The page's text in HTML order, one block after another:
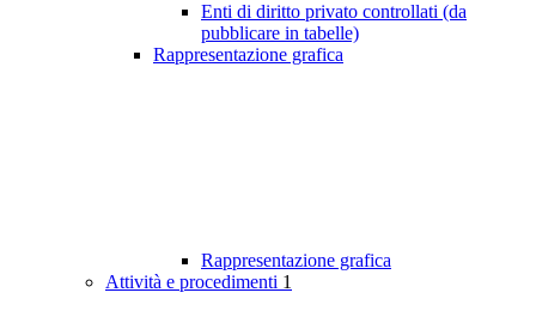
Enti di diritto privato controllati (da
pubblicare in tabelle)
Rappresentazione grafica
Rappresentazione grafica
Attività e procedimenti 1